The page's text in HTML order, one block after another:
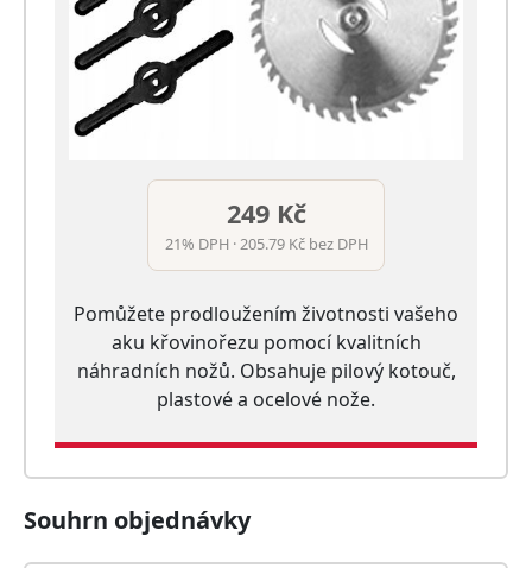
249 Kč
21% DPH · 205.79 Kč bez DPH
Pomůžete prodloužením životnosti vašeho
aku křovinořezu pomocí kvalitních
náhradních nožů. Obsahuje pilový kotouč,
plastové a ocelové nože.
Souhrn objednávky